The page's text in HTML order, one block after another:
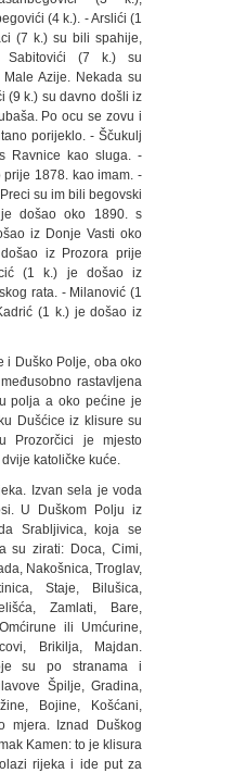
(4 k.). - Arslići (1
(7 k.) su bili spahije,
Sabitovići (7 k.) su
Azije. Nekada su
(9 k.) su davno došli iz
Po ocu se zovu i
porijeklo. - Ščukulj
Ravnice kao sluga. -
1878. kao imam. -
su im bili begovski
došao oko 1890. s
iz Donje Vasti oko
iz Prozora prije
(1 k.) je došao iz
rata. - Milanović (1
(1 k.) je došao iz
i Duško Polje, oba oko
rastavljena
polja a oko pećine je
Dušćice iz klisure su
Prozorčici je mjesto
katoličke kuće.
Izvan sela je voda
U Duškom Polju iz
Srabljivica, koja se
su zirati: Doca, Cimi,
Nakošnica, Troglav,
Staje, Bilušica,
Zamlati, Bare,
ili Umćurine,
Brikilja, Majdan.
su po stranama i
Špilje, Gradina,
Bojine, Košćani,
mjera. Iznad Duškog
Kamen: to je klisura
rijeka i ide put za